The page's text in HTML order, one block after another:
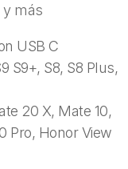
y más
USB C
S9+, S8, S8 Plus,
20 X, Mate 10,
Pro, Honor View